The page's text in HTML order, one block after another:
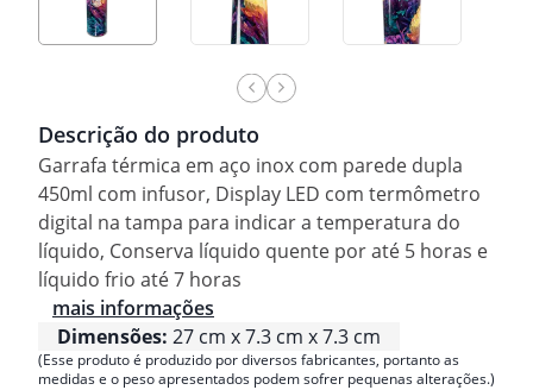
Descrição do produto
Garrafa térmica em aço inox com parede dupla
450ml com infusor, Display LED com termômetro
digital na tampa para indicar a temperatura do
líquido, Conserva líquido quente por até 5 horas e
líquido frio até 7 horas
mais informações
Dimensões: 27 cm x 7.3 cm x 7.3 cm
(Esse produto é produzido por diversos fabricantes, portanto as
medidas e o peso apresentados podem sofrer pequenas alterações.)